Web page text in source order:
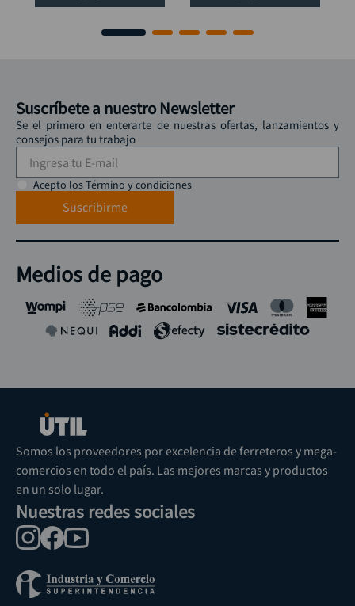
Suscríbete a nuestro Newsletter
Se el primero en enterarte de nuestras ofertas, lanzamientos y
consejos para tu trabajo
Acepto los Término y condiciones
Suscribirme
Medios de pago
Somos los proveedores por excelencia de ferreteros y mega-
comercios en todo el país. Las mejores marcas y productos
en un solo lugar.
Nuestras redes sociales